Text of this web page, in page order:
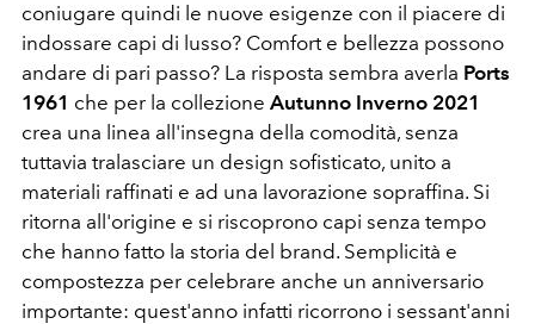
coniugare quindi le nuove esigenze con il piacere di
indossare capi di lusso? Comfort e bellezza possono
andare di pari passo? La risposta sembra averla Ports
1961 che per la collezione Autunno Inverno 2021
crea una linea all'insegna della comodità, senza
tuttavia tralasciare un design sofisticato, unito a
materiali raffinati e ad una lavorazione sopraffina. Si
ritorna all'origine e si riscoprono capi senza tempo
che hanno fatto la storia del brand. Semplicità e
compostezza per celebrare anche un anniversario
importante: quest'anno infatti ricorrono i sessant'anni